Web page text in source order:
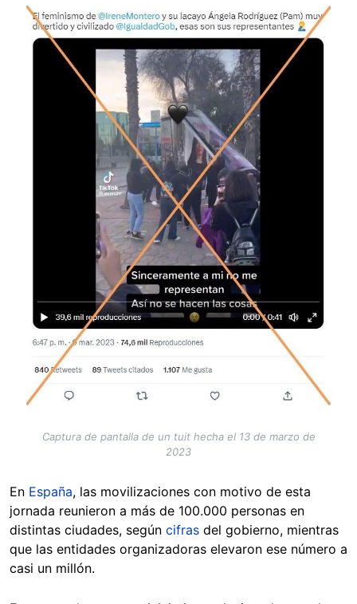
Image
Captura de pantalla de un tuit hecha el 13 de marzo de
2023
En España, las movilizaciones con motivo de esta
jornada reunieron a más de 100.000 personas en
distintas ciudades, según cifras del gobierno, mientras
que las entidades organizadoras elevaron ese número a
casi un millón.